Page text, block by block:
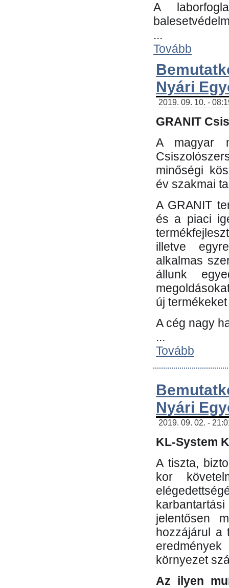
A
...
Tovább
Nyári
2019. 09. 10. -
GRANIT
A magyar
minőségi
év szakmai
A GRANIT
és a piaci
illetve
alkalmas
állunk
új
A cég nagy
...
Tovább
Nyári
2019. 09. 02. -
KL-System
A tiszta,
kor
jelentősen
hozzájárul a
környezet
Az ilyen